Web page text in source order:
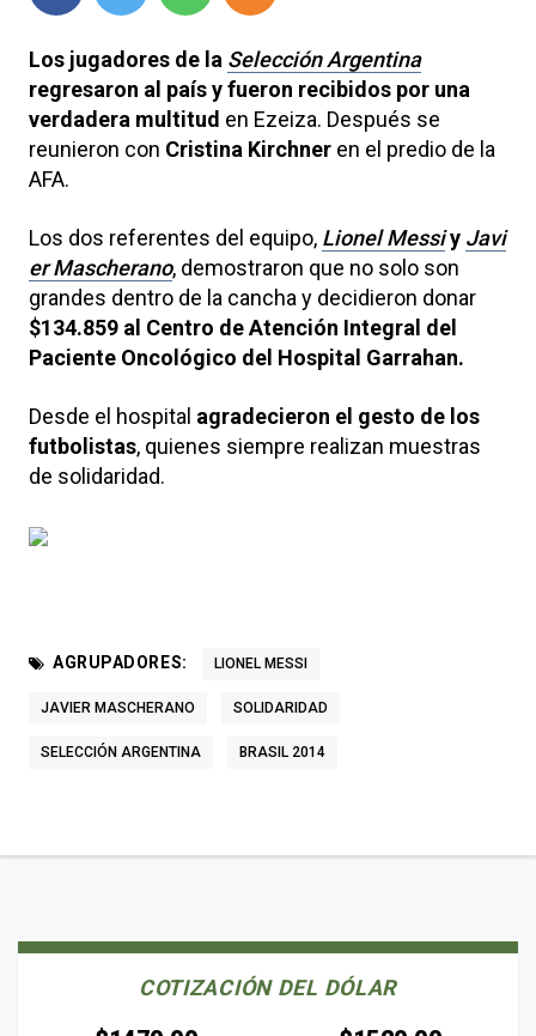
Los jugadores de la Selección Argentina
regresaron al país y fueron recibidos por una
verdadera multitud en Ezeiza. Después se
reunieron con Cristina Kirchner en el predio de la
AFA.
Los dos referentes del equipo, Lionel Messiy Javi
er Mascherano, demostraron que no solo son
grandes dentro de la cancha y decidieron donar
$134.859 al Centro de Atención Integral del
Paciente Oncológico del Hospital Garrahan.
Desde el hospital agradecieron el gesto de los
futbolistas, quienes siempre realizan muestras
de solidaridad.
AGRUPADORES: LIONEL MESSI
JAVIER MASCHERANO SOLIDARIDAD
SELECCIÓN ARGENTINA BRASIL 2014
COTIZACIÓN DEL DÓLAR